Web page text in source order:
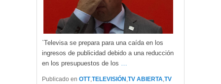
`Televisa se prepara para una caída en los
ingresos de publicidad debido a una reducción
en los presupuestos de los …
Publicado en OTT,TELEVISIÓN ,TV ABIERTA,TV